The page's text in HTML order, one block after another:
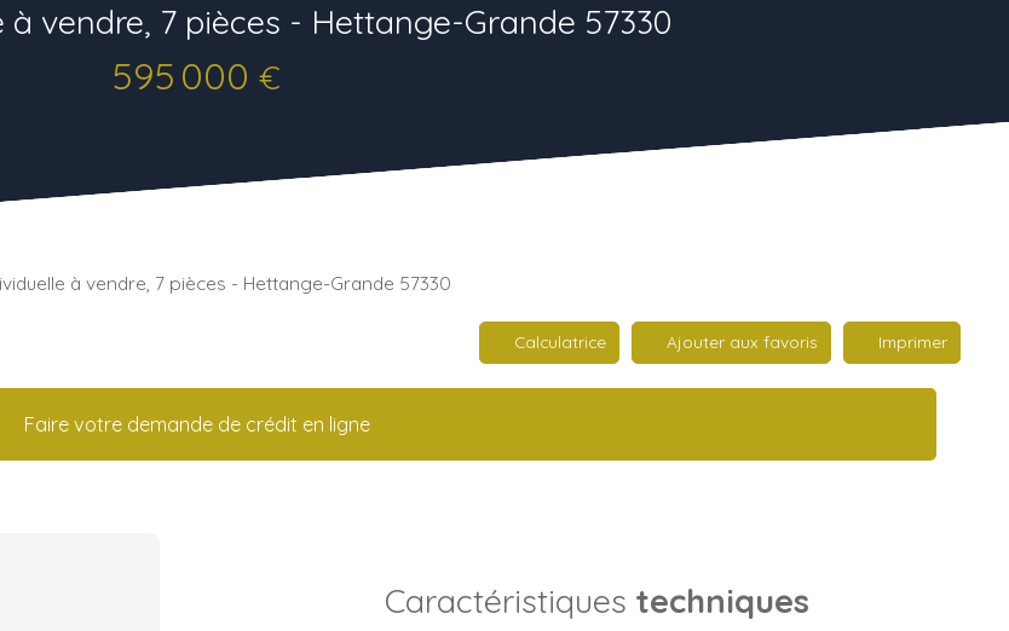
vendre, 7 pièces - Hettange-Grande 57330
595 000 €
à vendre, 7 pièces - Hettange-Grande 57330
Calculatrice Ajouter aux favoris Imprimer
Faire votre demande de crédit en ligne
Caractéristiques techniques